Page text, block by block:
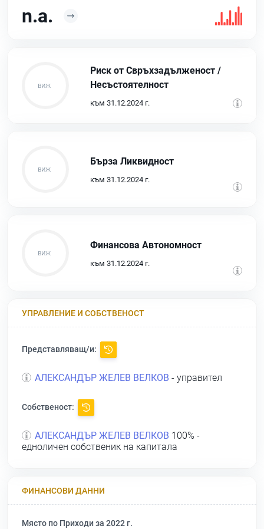
n.a.
Риск от Свръхзадълженост /
Несъстоятелност
към 31.12.2024 г.
Бърза Ликвидност
към 31.12.2024 г.
Финансова Автономност
към 31.12.2024 г.
УПРАВЛЕНИЕ И СОБСТВЕНОСТ
Представляващ/и:
АЛЕКСАНДЪР ЖЕЛЕВ ВЕЛКОВ - управител
Собственост:
АЛЕКСАНДЪР ЖЕЛЕВ ВЕЛКОВ 100% -
едноличен собственик на капитала
ФИНАНСОВИ ДАННИ
Място по Приходи за 2022 г.